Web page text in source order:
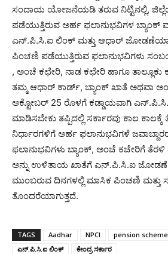
ಸಂದಾಯ ಯೋಜನೆಯಡಿ ತರುವ ನಿಟ್ಟಿನಲ್ಲಿ,
ಪಡೆಯುತ್ತಿರುವ ಅರ್ಹ ಫಲಾನುಭವಿಗಳ ಬ್ಯಾಂಕ್
ಎನ್.ಪಿ.ಸಿ.ಐ ಲಿಂಕ್ ಮತ್ತು ಆಧಾರ್
ಪಿಂಚಣಿ ಪಡೆಯುತ್ತಿರುವ ಫಲಾನುಭವಿಗಳು
, ಅಂಚೆ ಕಛೇರಿ, ನಾಡ ಕಛೇರಿ ಹಾಗೂ
ತಮ್ಮ ಆಧಾರ್ ಕಾರ್ಡ್, ಬ್ಯಾಂಕ್ ಖಾತೆ ಅಥವಾ
ಅಕ್ಟೋಬರ್ 25 ರೊಳಗೆ ಕಡ್ಡಾಯವಾಗಿ
ಮಾಡಿಸಬೇಕು ತಪ್ಪಿದಲ್ಲಿ ಸರ್ಕಾರವು ಕಾಲ ಕಾಲಕ್ಕೆ
ನಿರ್ಧಾರಗಳಿಗೆ ಅರ್ಹ ಫಲಾನುಭವಿಗಳೆ
ಫಲಾನುಭವಿಗಳು ಬ್ಯಾಂಕ್, ಅಂಚೆ ಕಚೇರಿಗೆ
ಅನ್ನು ಉಳಿತಾಯ ಖಾತೆಗೆ ಎನ್.ಪಿ.ಸಿ.ಐ ಜೋಡಣೆ
ಮುಂಬರುವ ದಿನಗಳಲ್ಲಿ ಮಾಸಿಕ ಪಿಂಚಣಿ
ತೊಂದರೆಯಾಗುತ್ತದೆ.
TAGS Aadhar NPCI pension scheme
ಎನ್.ಪಿ.ಸಿ.ಐ ಲಿಂಕ್
ಕೇಂದ್ರ ಸರ್ಕಾರ